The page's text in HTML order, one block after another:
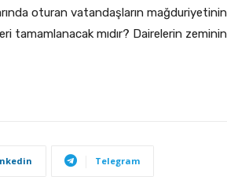
oturan vatandaşların
mıdır? Dairelerin
Telegram